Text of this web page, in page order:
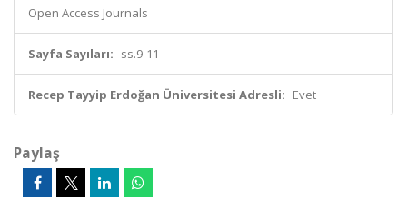
Open Access Journals
Sayfa Sayıları: ss.9-11
Recep Tayyip Erdoğan Üniversitesi Adresli: Evet
Paylaş